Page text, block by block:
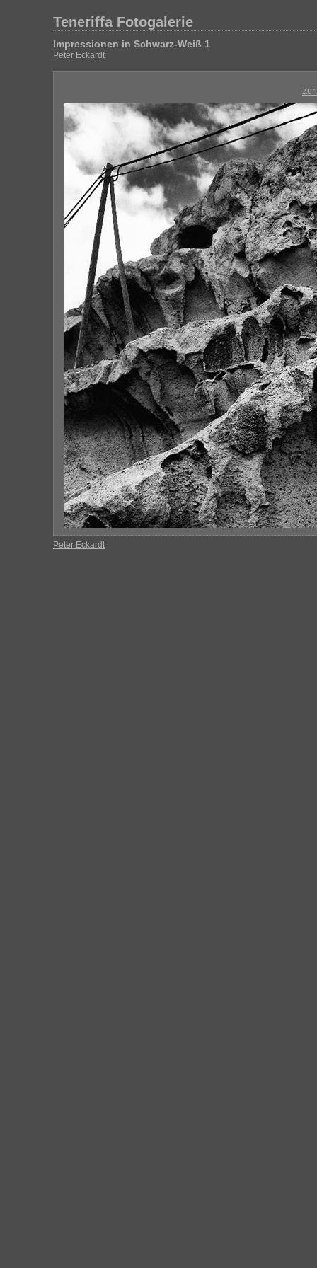
Teneriffa Fotogalerie
Impressionen in Schwarz-Weiß 1
Peter Eckardt
Peter Eckardt